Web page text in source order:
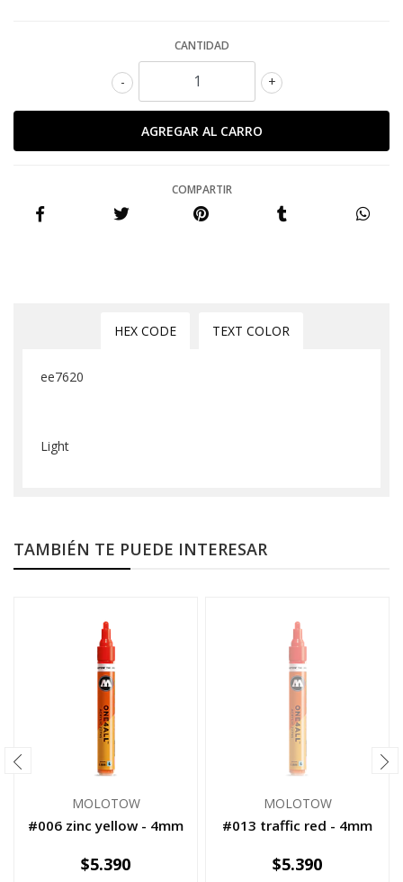
CANTIDAD
+
-
COMPARTIR
HEX CODE TEXT COLOR
ee7620
Light
TAMBIÉN TE PUEDE INTERESAR
MOLOTOW
#006 zinc yellow - 4mm
+
$5.390
MOLOTOW
#013 traffic red - 4mm
NO DISPONIBLE
$5.390